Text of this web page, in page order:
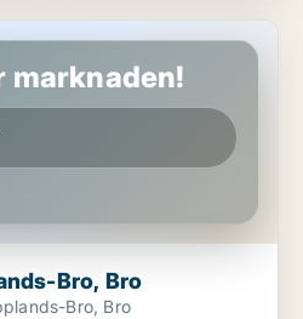
marknaden!
Bro, Bro
Bro, Bro